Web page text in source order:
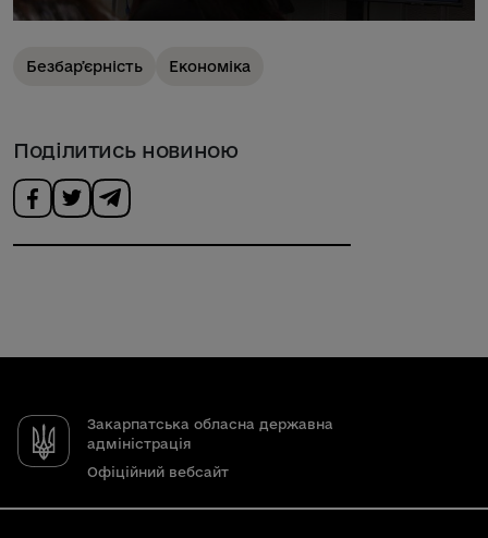
Безбарʼєрність Економіка
Поділитись новиною
Закарпатська обласна державна
адміністрація
Офіційний вебсайт